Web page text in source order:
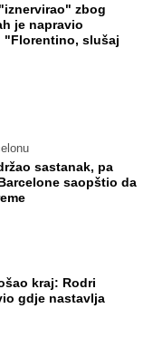
zbog
je napravio
"Florentino, slušaj
sastanak, pa
saopštio da
kraj: Rodri
gdje nastavlja